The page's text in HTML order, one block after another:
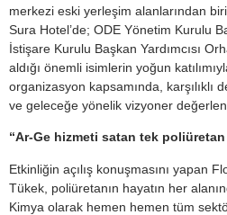
merkezi eski yerleşim alanlarından
Sura Hotel’de; ODE Yönetim Kurulu
İstişare Kurulu Başkan Yardımcısı
aldığı önemli isimlerin yoğun
organizasyon kapsamında, karşılıklı
ve geleceğe yönelik vizyoner
“Ar-Ge hizmeti satan tek
Etkinliğin açılış konuşmasını yapan
Tükek, poliüretanın hayatın her
Kimya olarak hemen hemen tüm